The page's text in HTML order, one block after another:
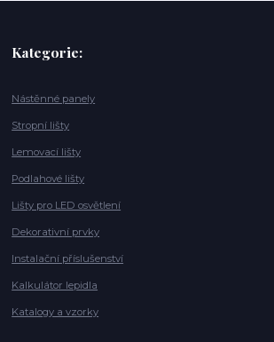
Kategorie:
Nástěnné panely
Stropní lišty
Lemovací lišty
Podlahové lišty
Lišty pro LED osvětlení
Dekorativní prvky
Instalační příslušenství
Kalkulátor lepidla
Katalogy a vzorky